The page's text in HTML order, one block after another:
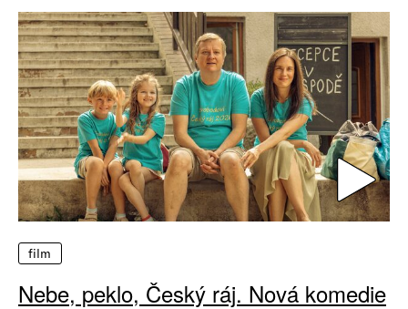
film
Nebe, peklo, Český ráj. Nová komedie